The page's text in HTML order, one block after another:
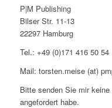
P|M Publishing
Bilser Str. 11-13
22297 Hamburg
Tel.: +49 (0)171 416 50 54
Mail: torsten.meise (at)
Bitte senden Sie mir
angefordert habe.